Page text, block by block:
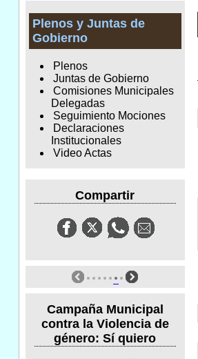
Plenos y Juntas de
Gobierno
Plenos
Juntas de Gobierno
Comisiones Municipales
Delegadas
Seguimiento Mociones
Declaraciones
Institucionales
Video Actas
Compartir
Campaña Municipal
contra la Violencia de
género: Sí quiero